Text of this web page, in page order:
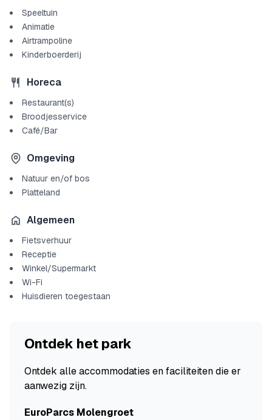
Speeltuin
Animatie
Airtrampoline
Kinderboerderij
Horeca
Restaurant(s)
Broodjesservice
Café/Bar
Omgeving
Natuur en/of bos
Platteland
Algemeen
Fietsverhuur
Receptie
Winkel/Supermarkt
Wi-Fi
Huisdieren toegestaan
Ontdek het park
Ontdek alle accommodaties en faciliteiten die er
aanwezig zijn.
EuroParcs Molengroet